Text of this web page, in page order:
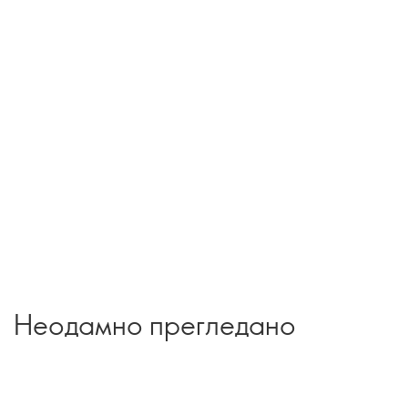
Неодамно прегледано